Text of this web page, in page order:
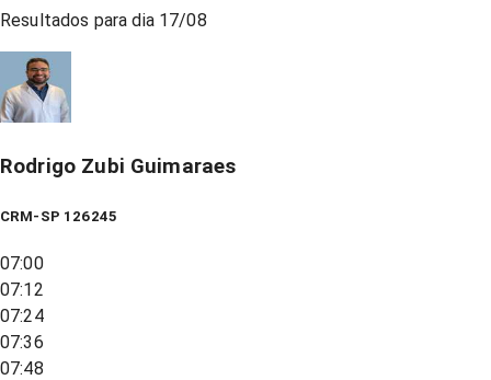
Resultados para dia 17/08
Rodrigo Zubi Guimaraes
CRM-SP 126245
07:00
07:12
07:24
07:36
07:48